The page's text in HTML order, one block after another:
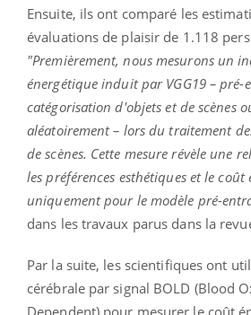
Ensuite, ils ont comparé les
évaluations de plaisir de 1.118
"Premièrement, nous mesurons un
énergétique induit par VGG19 –
catégorisation d'objets et de scènes
aléatoirement – lors du traitement
de scènes. Cette mesure révèle une
les préférences esthétiques et le coût
uniquement pour le modèle pré-
dans les travaux parus dans la
Par la suite, les scientifiques ont
cérébrale par signal BOLD (Blood
Dependent) pour mesurer le coût